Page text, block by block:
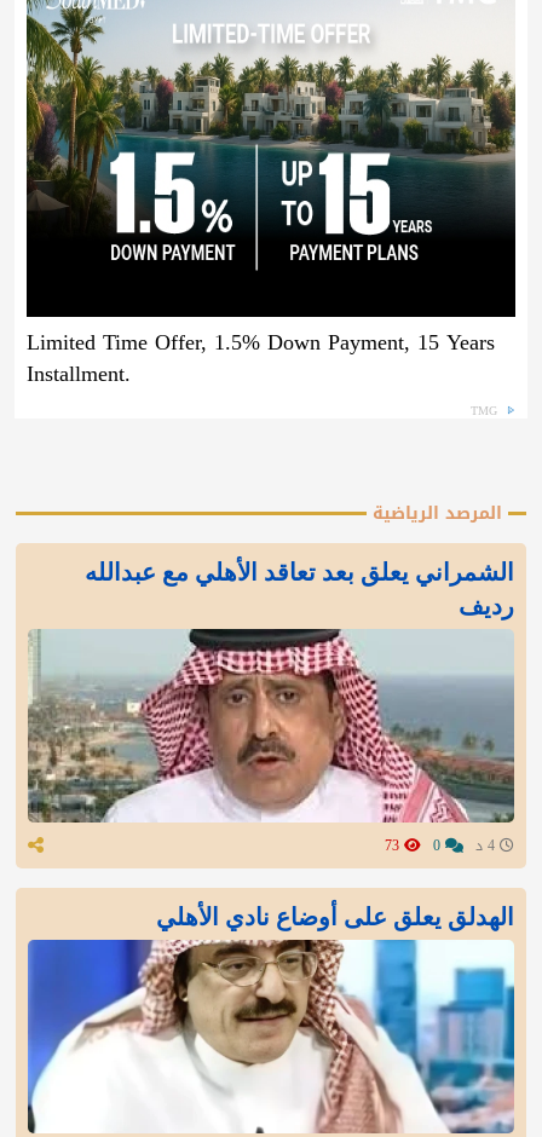
Limited Time Offer, 1.5% Down Payment, 15 Years
Installment.
TMG
المرصد الرياضية
الشمراني يعلق بعد تعاقد الأهلي مع عبدالله
رديف
الهدلق يعلق على أوضاع نادي الأهلي